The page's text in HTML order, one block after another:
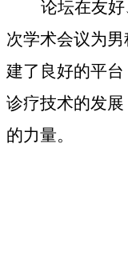
论坛在友
次学术会议为
建了良好的平
诊疗技术的发
的力量。